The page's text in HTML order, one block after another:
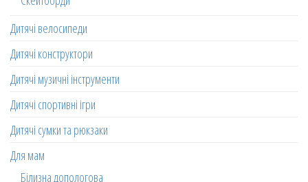
Дитячі велосипеди
Дитячі конструктори
Дитячі музичні інструменти
Дитячі спортивні ігри
Дитячі сумки та рюкзаки
Для мам
Білизна допологова